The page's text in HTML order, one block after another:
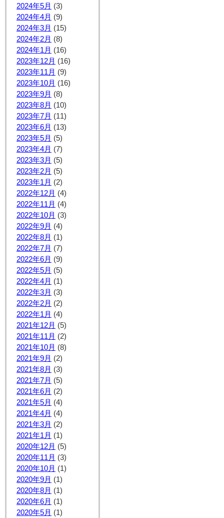
2024年5月 (3)
2024年4月 (9)
2024年3月 (15)
2024年2月 (8)
2024年1月 (16)
2023年12月 (16)
2023年11月 (9)
2023年10月 (16)
2023年9月 (8)
2023年8月 (10)
2023年7月 (11)
2023年6月 (13)
2023年5月 (5)
2023年4月 (7)
2023年3月 (5)
2023年2月 (5)
2023年1月 (2)
2022年12月 (4)
2022年11月 (4)
2022年10月 (3)
2022年9月 (4)
2022年8月 (1)
2022年7月 (7)
2022年6月 (9)
2022年5月 (5)
2022年4月 (1)
2022年3月 (3)
2022年2月 (2)
2022年1月 (4)
2021年12月 (5)
2021年11月 (2)
2021年10月 (8)
2021年9月 (2)
2021年8月 (3)
2021年7月 (5)
2021年6月 (2)
2021年5月 (4)
2021年4月 (4)
2021年3月 (2)
2021年1月 (1)
2020年12月 (5)
2020年11月 (3)
2020年10月 (1)
2020年9月 (1)
2020年8月 (1)
2020年6月 (1)
2020年5月 (1)